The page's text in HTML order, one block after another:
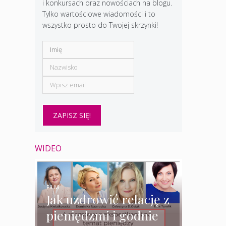
i konkursach oraz nowościach na blogu.
Tylko wartościowe wiadomości i to
wszystko prosto do Twojej skrzynki!
WIDEO
Jak uzdrowić relację z
pieniędzmi i godnie
FILM